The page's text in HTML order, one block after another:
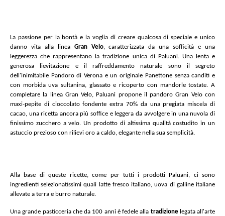
La passione per la bontà e la voglia di creare qualcosa di speciale e unico
danno vita alla linea Gran Velo, caratterizzata da una sofficità e una
leggerezza che rappresentano la tradizione unica di Paluani. Una lenta e
generosa lievitazione e il raffreddamento naturale sono il segreto
dell'inimitabile Pandoro di Verona e un originale Panettone senza canditi e
con morbida uva sultanina, glassato e ricoperto con mandorle tostate. A
completare la linea Gran Velo, Paluani propone il pandoro Gran Velo con
maxi-pepite di cioccolato fondente extra 70% da una pregiata miscela di
cacao, una ricetta ancora più soffice e leggera da avvolgere in una nuvola di
finissimo zucchero a velo. Un prodotto di altissima qualità costudito in un
astuccio prezioso con rilievi oro a caldo, elegante nella sua semplicità.
Alla base di queste ricette, come per tutti i prodotti Paluani, ci sono
ingredienti selezionatissimi quali latte fresco italiano, uova di galline italiane
allevate a terra e burro naturale.
Una grande pasticceria che da 100 anni è fedele alla tradizione legata all'arte